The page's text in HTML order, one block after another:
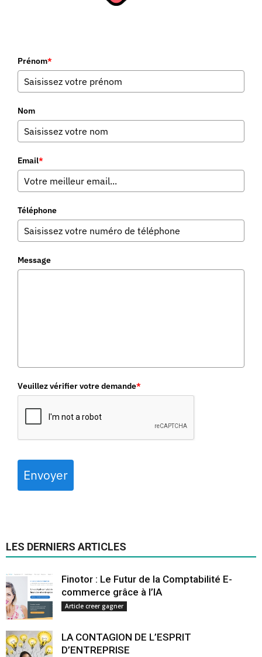
Prénom*
Nom
Email*
Téléphone
Message
Veuillez vérifier votre demande*
Envoyer
LES DERNIERS ARTICLES
Finotor : Le Futur de la Comptabilité E-
commerce grâce à l’IA
Article creer gagner
LA CONTAGION DE L’ESPRIT
D’ENTREPRISE